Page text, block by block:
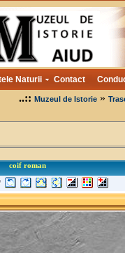
Naturii Contact
..:: Muzeul de Istorie»
coif roman